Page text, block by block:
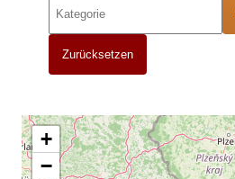
Zurücksetzen
+
−